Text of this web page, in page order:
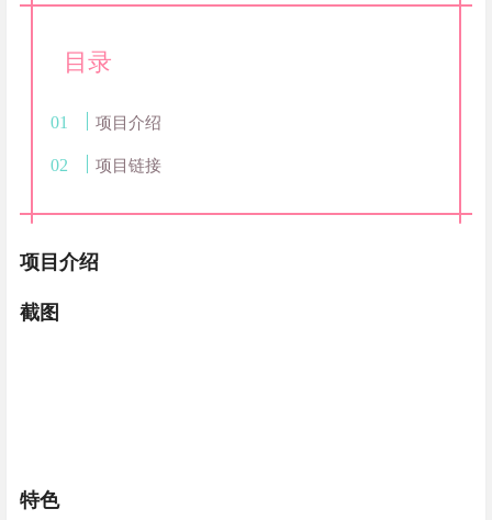
目录
项目介绍
项目链接
项目介绍
截图
特色